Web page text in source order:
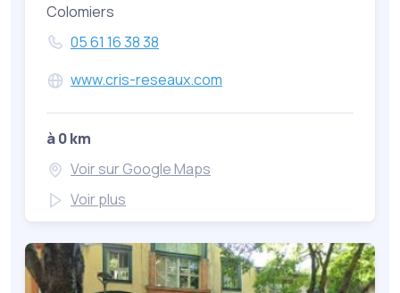
Colomiers
05 61 16 38 38
www.cris-reseaux.com
à 0 km
Voir sur Google Maps
Voir plus